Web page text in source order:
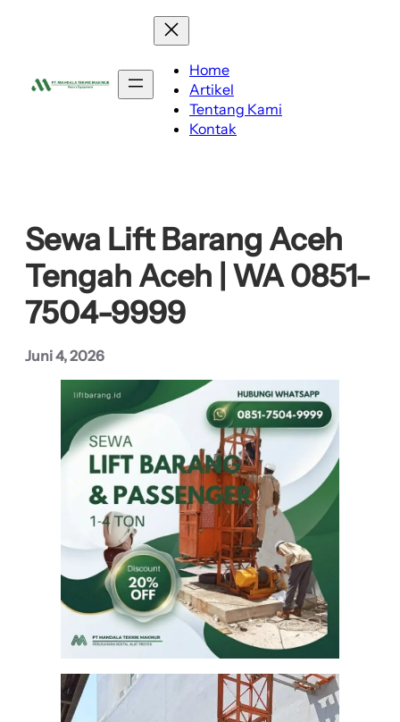
Home
Artikel
Tentang Kami
Kontak
Sewa Lift Barang Aceh
Tengah Aceh | WA 0851-
7504-9999
Juni 4, 2026